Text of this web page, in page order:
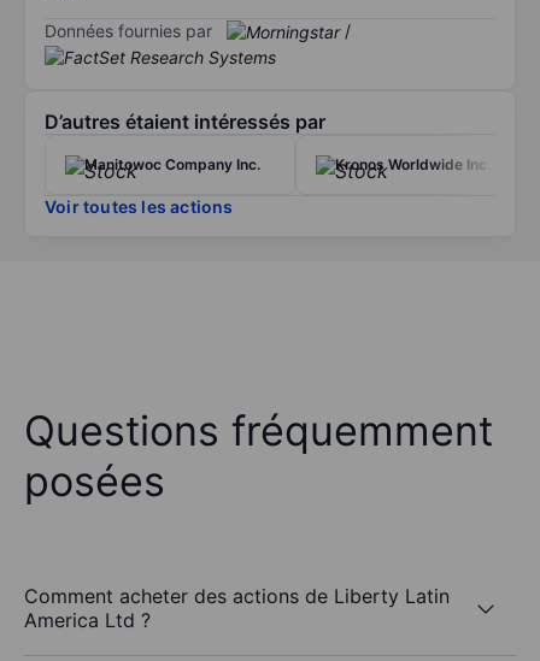
Données fournies par /
D’autres étaient intéressés par
Manitowoc Company Inc. Kronos Worldwide Inc.
Voir toutes les actions
Questions fréquemment
posées
Comment acheter des actions de Liberty Latin
America Ltd ?